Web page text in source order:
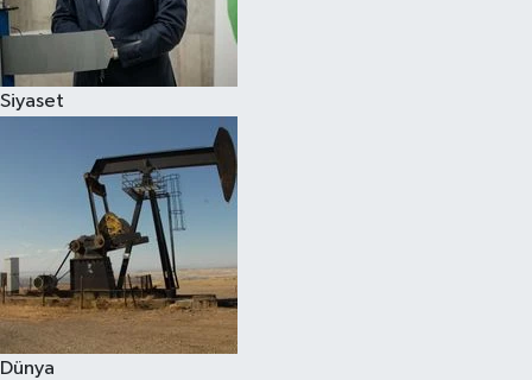
Siyaset
Dünya
Spor
Çocuk
Eğitim
Hava Durumu
Kadın